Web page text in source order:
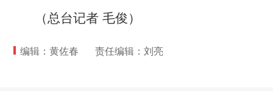
（总台记者 毛俊）
编辑：黄佐春 责任编辑：刘亮